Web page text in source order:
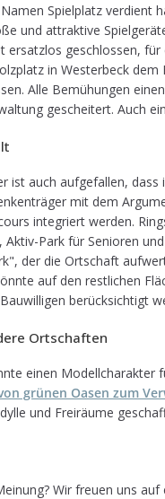
Spiel­platz ver­dient
und attrak­tive
ersatz­los geschlos­sen,
in Wes­ter­beck
Alle Bemü­hun­gen
geschei­tert. Auch
ist auch auf­ge­fal­len,
mit dem
inte­griert wer­den.
Aktiv-Park für Senio­ren
der die Ort­schaft
auf den rest­li­chen
berück­sich­tigt
Ortschaften
einen Modell­cha­rak­ter
grü­nen Oasen zum
und Frei­räume
Wir freuen uns